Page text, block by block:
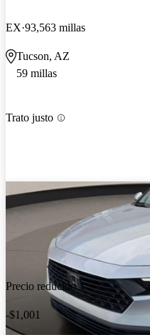
EX 93,563 millas
Tucson, AZ
59 millas
Trato justo
Precio reducido
-$1,001